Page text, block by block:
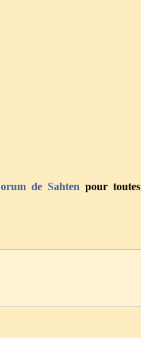
de Sahten pour toutes